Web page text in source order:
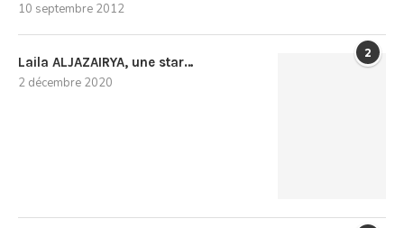
10 septembre 2012
2
Laila ALJAZAIRYA, une star…
2 décembre 2020